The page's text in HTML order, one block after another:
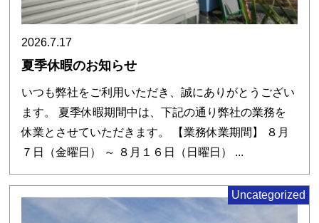
2026.7.17
夏季休暇のお知らせ
いつも弊社をご利用いただき、誠にありがとうござい
ます。 夏季休暇期間中は、下記の通り弊社の業務を
休業とさせていただきます。 【業務休業期間】 ８月
７日（金曜日） ～ ８月１６日（日曜日） ...
Uncategorized